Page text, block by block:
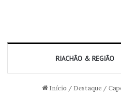
RIACHÃO & REGIÃO
Início / Destaque /